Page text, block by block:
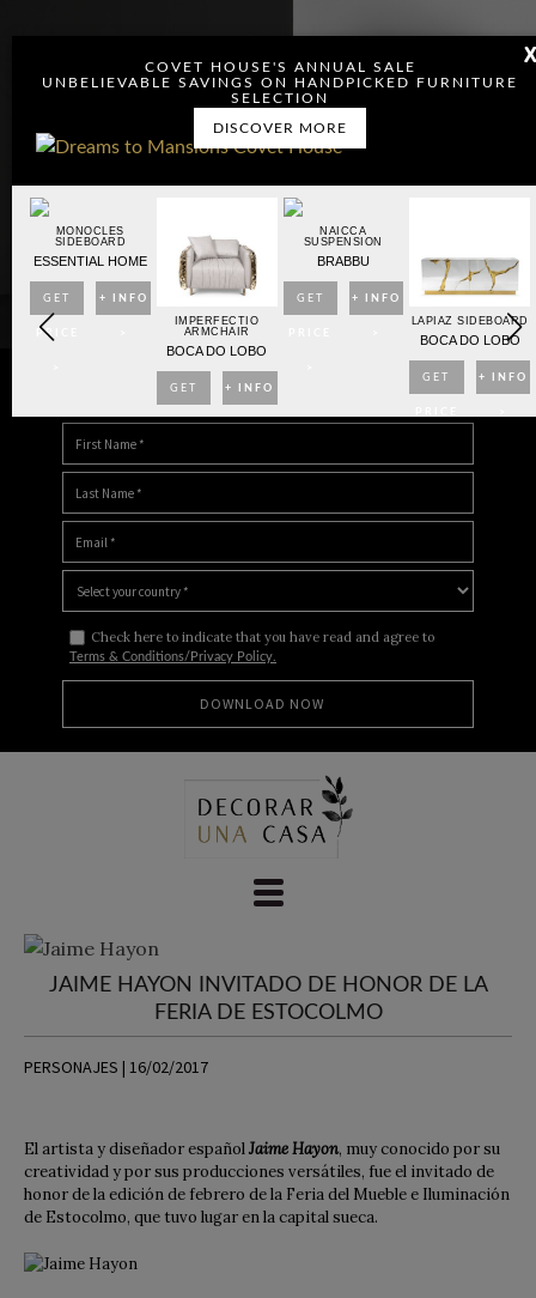
X
COVET HOUSE'S ANNUAL SALE
UNBELIEVABLE SAVINGS ON HANDPICKED FURNITURE
SELECTION
DISCOVER MORE
MONOCLES
SIDEBOARD
ESSENTIAL HOME
GET
PRICE
+ INFO
IMPERFECTIO
ARMCHAIR
BOCA DO LOBO
GET
PRICE
+ INFO
>
NAICCA
SUSPENSION
BRABBU
GET + INFO
LAPIAZ SIDEBOARD
BOCA DO LOBO
GET + INFO
DOWNLOAD DREAMS TO MANSIONS
Check here to indicate that you have read and agree to
Terms & Conditions/Privacy Policy.
JAIME HAYON INVITADO DE HONOR DE LA
FERIA DE ESTOCOLMO
PERSONAJES | 16/02/2017
El artista y diseñador españolJaime Hayon, muy conocido por su
creatividad y por sus producciones versátiles, fue el invitado de
honor de la edición de febrero de la Feria del Mueble e Iluminación
de Estocolmo, que tuvo lugar en la capital sueca.